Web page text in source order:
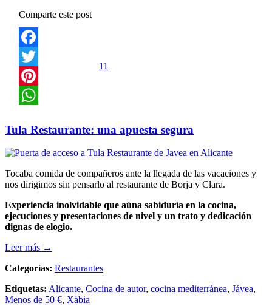
Comparte este post
Facebook
Twitter
Pinterest
11
Tula Restaurante: una apuesta segura
Tocaba comida de compañeros ante la llegada de las vacaciones y
nos dirigimos sin pensarlo al restaurante de Borja y Clara.
Experiencia inolvidable que aúna sabiduría en la cocina,
ejecuciones y presentaciones de nivel y un trato y dedicación
dignas de elogio.
Leer más →
Categorías: Restaurantes
Etiquetas: Alicante, Cocina de autor, cocina mediterránea, Jávea,
Menos de 50 €, Xàbia